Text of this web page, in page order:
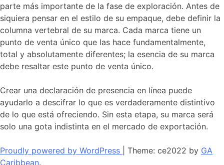
parte más importante de la fase de exploración. Antes de
siquiera pensar en el estilo de su empaque, debe definir la
columna vertebral de su marca. Cada marca tiene un
punto de venta único que las hace fundamentalmente,
total y absolutamente diferentes; la esencia de su marca
debe resaltar este punto de venta único.
Crear una declaración de presencia en línea puede
ayudarlo a descifrar lo que es verdaderamente distintivo
de lo que está ofreciendo. Sin esta etapa, su marca será
solo una gota indistinta en el mercado de exportación.
Proudly powered by WordPress Theme: ce2022 by GA
Caribbean.